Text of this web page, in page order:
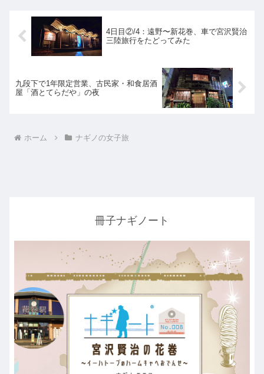
4日目②/4：遠野〜新花巻、車で宮沢賢治
三陸旅行をたどってみた
九段下で1年限定営業、古民家・和食居酒
屋「酒とてらだや」の夜
ホーム ナギノの女子旅
冊子ナギノート